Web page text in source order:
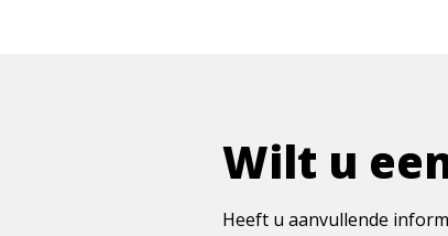
Wilt u
Heeft u aanvullende